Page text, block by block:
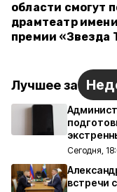
области смогут
драмтеатр
премии «Звезда
Лучшее за
Сегодня,
встречи